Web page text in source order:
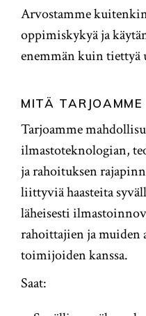
Arvostamme
oppimiskykyä ja
enemmän kuin tiettyä
MITÄ TARJOAMME
Tarjoamme
ilmastoteknologian,
ja rahoituksen
liittyviä haasteita
läheisesti
rahoittajien ja muiden
toimijoiden kanssa.
Saat: